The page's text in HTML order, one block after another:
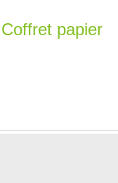
Coffret papier